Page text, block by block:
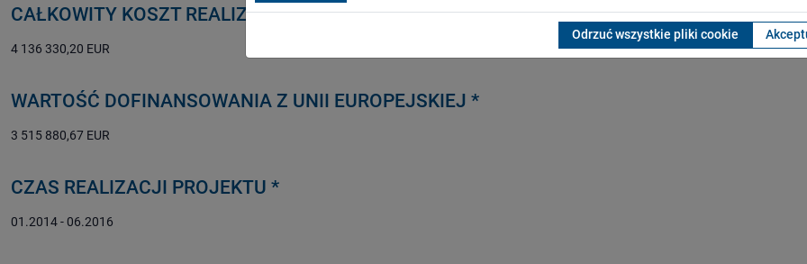
CAŁKOWITY KOSZT REALIZACJI PROJEKTU *
4 136 330,20 EUR
WARTOŚĆ DOFINANSOWANIA Z UNII EUROPEJSKIEJ *
3 515 880,67 EUR
CZAS REALIZACJI PROJEKTU *
01.2014 - 06.2016
Odrzuć wszystkie pliki cookie